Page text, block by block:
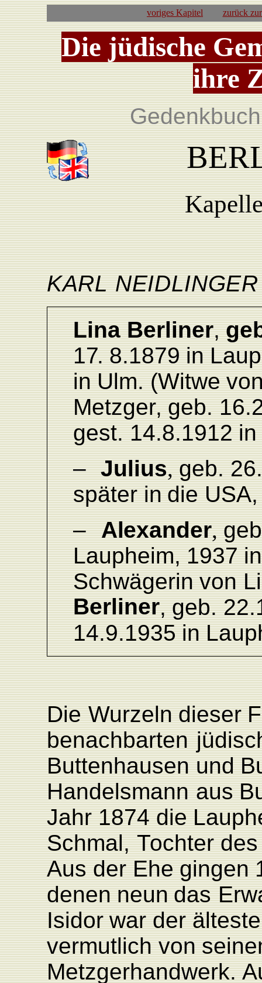
voriges Kapitel zurück
Die jüdische
ihre
KARL NEIDLINGER
Lina Berliner,
17. 8.1879 in L
in Ulm. (Witwe
Metzger, geb.
gest. 14.8.1912 in
– Julius, geb.
später in die USA,
– Alexander,
Laupheim, 1937 in
Schwägerin von
Berliner, geb.
14.9.1935 in L
Die Wurzeln dieser F
benachbarten
Buttenhausen und
Handelsmann aus
Jahr 1874 die L
Schmal, Tochter des
Aus der Ehe gingen
denen neun das Er
Isidor war der älteste
vermutlichvon
Metzgerhandwerk.